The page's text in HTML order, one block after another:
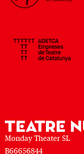
Monday Theater SL
B66656844